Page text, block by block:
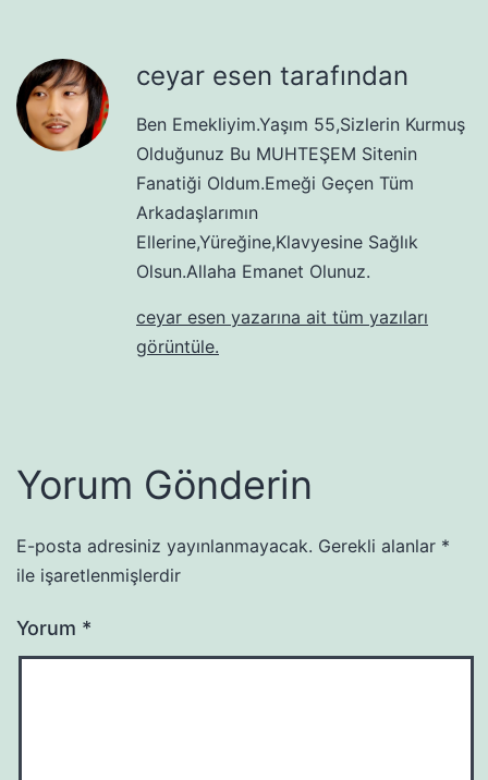
ceyar esen tarafından
Ben Emekliyim.Yaşım 55,Sizlerin Kurmuş
Olduğunuz Bu MUHTEŞEM Sitenin
Fanatiği Oldum.Emeği Geçen Tüm
Arkadaşlarımın
Ellerine,Yüreğine,Klavyesine Sağlık
Olsun.Allaha Emanet Olunuz.
ceyar esen yazarına ait tüm yazıları
görüntüle.
Yorum Gönderin
E-posta adresiniz yayınlanmayacak. Gerekli alanlar *
ile işaretlenmişlerdir
Yorum *